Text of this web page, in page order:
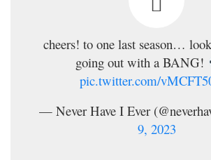
cheers! to one last season…
going out with a BANG!
pic.twitter.com/
— Never Have I Ever
9, 2023